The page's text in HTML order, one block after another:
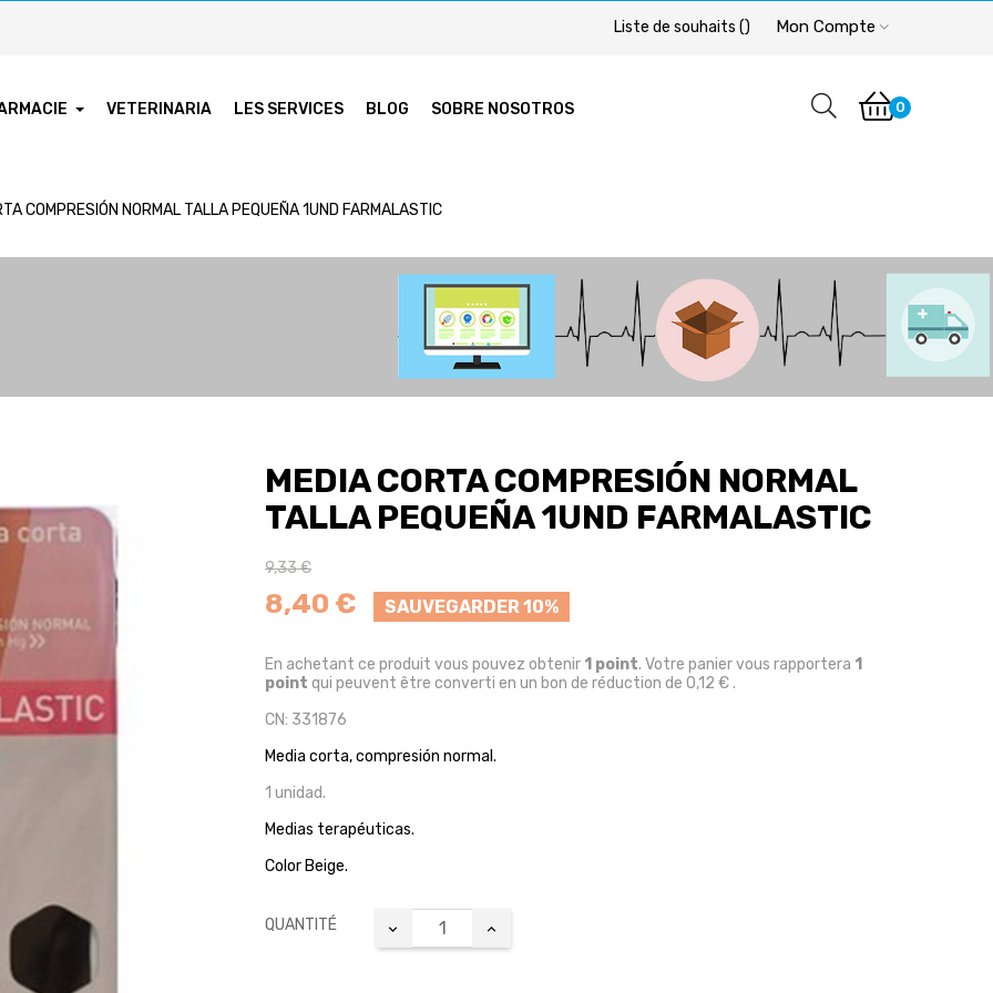
Mon Compte
Liste de souhaits ()
VETERINARIA LES SERVICES BLOG SOBRE NOSOTROS 0
COMPRESIÓN NORMAL TALLA PEQUEÑA 1UND FARMALASTIC
MEDIA CORTA COMPRESIÓN NORMAL
TALLA PEQUEÑA 1UND FARMALASTIC
9,33 €
8,40 € SAUVEGARDER 10%
En achetant ce produit vous pouvez obtenir 1 point. Votre panier vous rapportera 1
point qui peuvent être converti en un bon de réduction de 0,12 €.
CN: 331876
Media corta, compresión normal.
1 unidad.
Medias terapéuticas.
Color Beige.
QUANTITÉ